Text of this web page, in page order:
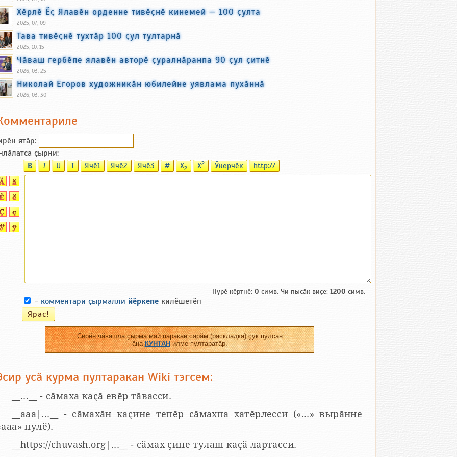
Хӗрлӗ Ӗҫ Ялавӗн орденне тивӗҫнӗ кинемей — 100 ҫулта
2025, 07, 09
Тава тивӗҫнӗ тухтӑр 100 ҫул тултарнӑ
2025, 10, 15
Чӑваш гербӗпе ялавӗн авторӗ ҫуралнӑранпа 90 ҫул ҫитнӗ
2026, 03, 25
Николай Егоров художникӑн юбилейне уявлама пухӑннӑ
2026, 03, 30
ятӑp:
ҫырни:
B T U T Ячӗ1 Ячӗ2 Ячӗ3 # X2 X2 Ӳкерчӗк http://
Пурӗ кӗртнӗ: 0 симв. Чи пысӑк виҫе: 1200 симв.
- комментари ҫырмалли йӗркепе килӗшетӗп
Сирӗн чӑвашла ҫырма май паракан сарӑм (раскладка) ҫук пулсан
ӑнаКУНТАНилме пултаратӑр.
усӑ курма пултаракан Wiki тэгсем:
__...__ - сӑмаха каҫӑ евӗр тӑвасси.
__aaa|...__ - сӑмахӑн каҫине тепӗр сӑмахпа хатӗрлесси («...» вырӑнне
пулӗ).
__https://chuvash.org|...__ - сӑмах ҫине тулаш каҫӑ лартасси.